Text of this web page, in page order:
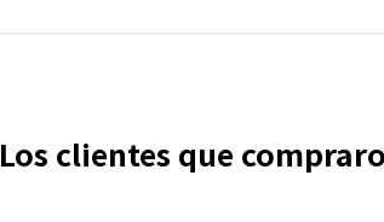
Los clientes que